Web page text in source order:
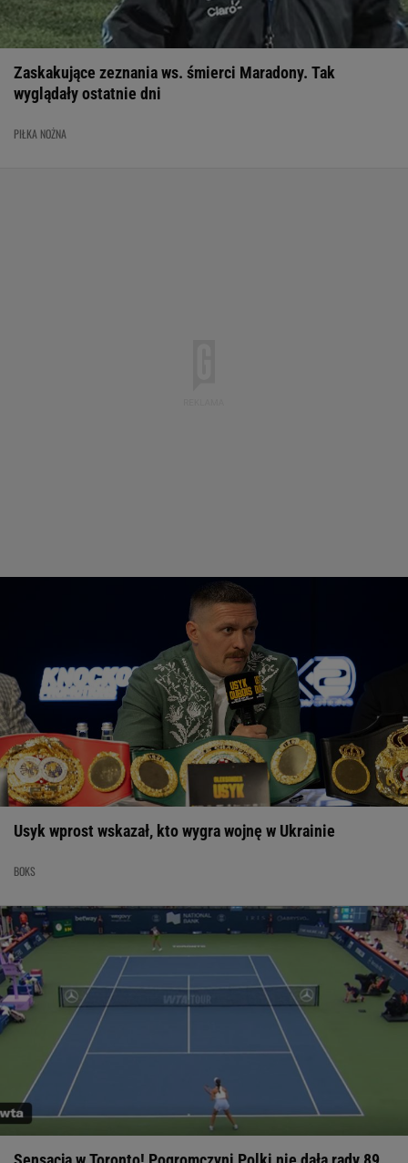
Zaskakujące zeznania ws. śmierci Maradony. Tak
wyglądały ostatnie dni
PIŁKA NOŻNA
Usyk wprost wskazał, kto wygra wojnę w Ukrainie
BOKS